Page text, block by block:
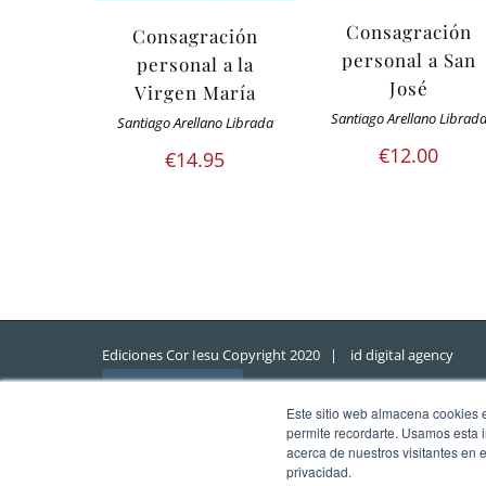
Este sitio web almacena
permite recordarte. Usamos
acerca de nuestros visitantes en
privacidad.
Consagración
personal a la
Virgen María
Santiago Arellano Librada
€14.95
Consagración
personal a San
José
Santiago Arellano Librada
€12.00
Ediciones Cor Iesu Copyright 2020 | id digital agency